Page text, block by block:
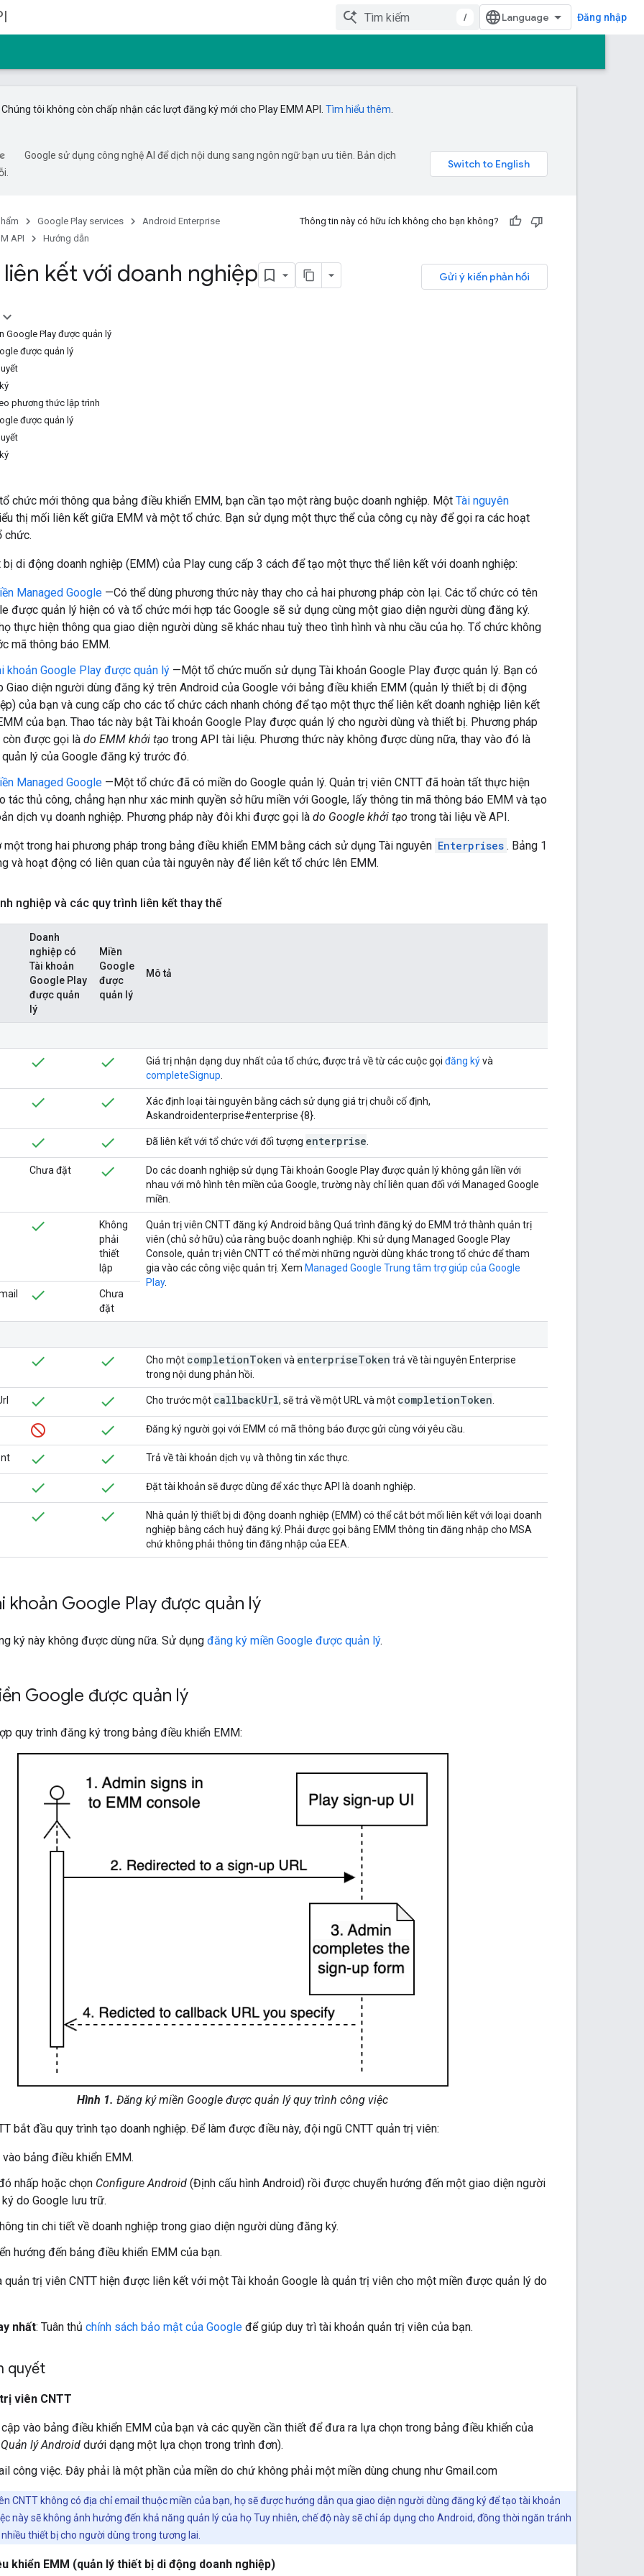
/ Đăng nhập
Chúng tôi không còn chấp nhận các lượt đăng ký mới cho Play EMM API. Tìm hiểu thêm
Google sử dụng công nghệ AI để dịch nội dung sang ngôn ngữ bạn ưu tiên. Bản dịch
Google Play services
Android Enterprise
API
Hướng dẫn
Thông tin này có hữu ích không cho bạn không?
Gửi ý kiến phản hồi
liên kết với doanh nghiệp
Google Play được quản lý
được quản lý
phương thức lập trình
được quản lý
chức mới thông qua bảng điều khiển EMM, bạn cần tạo một ràng buộc doanh nghiệp. Một Tài nguyên
thị mối liên kết giữa EMM và một tổ chức. Bạn sử dụng một thực thể của công cụ này để gọi ra các hoạt
chức.
bị di động doanh nghiệp (EMM) của Play cung cấp 3 cách để tạo một thực thể liên kết với doanh nghiệp:
Managed Google —Có thể dùng phương thức này thay cho cả hai phương pháp còn lại. Các tổ chức có tên
được quản lý hiện có và tổ chức mới hợp tác Google sẽ sử dụng cùng một giao diện người dùng đăng ký.
họ thực hiện thông qua giao diện người dùng sẽ khác nhau tuỳ theo tình hình và nhu cầu của họ. Tổ chức không
mã thông báo EMM.
khoản Google Play được quản lý —Một tổ chức muốn sử dụng Tài khoản Google Play được quản lý. Bạn có
Giao diện người dùng đăng ký trên Android của Google với bảng điều khiển EMM (quản lý thiết bị di động
của bạn và cung cấp cho các tổ chức cách nhanh chóng để tạo một thực thể liên kết doanh nghiệp liên kết
của bạn. Thao tác này bật Tài khoản Google Play được quản lý cho người dùng và thiết bị. Phương pháp
còn được gọi là do EMM khởi tạo trong API tài liệu. Phương thức này không được dùng nữa, thay vào đó là
quản lý của Google đăng ký trước đó.
Managed Google —Một tổ chức đã có miền do Google quản lý. Quản trị viên CNTT đã hoàn tất thực hiện
tác thủ công, chẳng hạn như xác minh quyền sở hữu miền với Google, lấy thông tin mã thông báo EMM và tạo
dịch vụ doanh nghiệp. Phương pháp này đôi khi được gọi là do Google khởi tạo trong tài liệu về API.
một trong hai phương pháp trong bảng điều khiển EMM bằng cách sử dụng Tài nguyên Enterprises . Bảng 1
và hoạt động có liên quan của tài nguyên này để liên kết tổ chức lên EMM.
nghiệp và các quy trình liên kết thay thế
Doanh
nghiệp có
Tài khoản
Google Play
được quản
lý
Miền
Google
được
quản lý
Mô tả
Giá trị nhận dạng duy nhất của tổ chức, được trả về từ các cuộc gọi đăng kývà
completeSignup
Xác định loại tài nguyên bằng cách sử dụng giá trị chuỗi cố định,
Askandroidenterprise#enterprise {8}.
Đã liên kết với tổ chức với đối tượng enterprise
Chưa đặt
Do các doanh nghiệp sử dụng Tài khoản Google Play được quản lý không gắn liền với
nhau với mô hình tên miền của Google, trường này chỉ liên quan đối với Managed Google
miền.
Không
phải
thiết
lập
Quản trị viên CNTT đăng ký Android bằng Quá trình đăng ký do EMM trở thành quản trị
viên (chủ sở hữu) của ràng buộc doanh nghiệp. Khi sử dụng Managed Google Play
Console, quản trị viên CNTT có thể mời những người dùng khác trong tổ chức để tham
gia vào các công việc quản trị. Xem Managed Google Trung tâm trợ giúp của Google
Play.
Chưa
đặt
Cho một completionToken và enterpriseToken trả về tài nguyên Enterprise
trong nội dung phản hồi.
Cho trước một callbackUrl, sẽ trả về một URL và một completionToken
Đăng ký người gọi với EMM có mã thông báo được gửi cùng với yêu cầu.
Trả về tài khoản dịch vụ và thông tin xác thực.
Đặt tài khoản sẽ được dùng để xác thực API là doanh nghiệp.
Nhà quản lý thiết bị di động doanh nghiệp (EMM) có thể cắt bớt mối liên kết với loại doanh
nghiệp bằng cách huỷ đăng ký. Phải được gọi bằng EMM thông tin đăng nhập cho MSA
chứ không phải thông tin đăng nhập của EEA.
khoản Google Play được quản lý
ký này không được dùng nữa. Sử dụng đăng ký miền Google được quản lý.
Google được quản lý
quy trình đăng ký trong bảng điều khiển EMM:
Hình 1. Đăng ký miền Google được quản lý quy trình công việc
bắt đầu quy trình tạo doanh nghiệp. Để làm được điều này, đội ngũ CNTT quản trị viên:
vào bảng điều khiển EMM.
nhấp hoặc chọn Configure Android (Định cấu hình Android) rồi được chuyển hướng đến một giao diện người
ký do Google lưu trữ.
tin chi tiết về doanh nghiệp trong giao diện người dùng đăng ký.
hướng đến bảng điều khiển EMM của bạn.
quản trị viên CNTT hiện được liên kết với một Tài khoản Google là quản trị viên cho một miền được quản lý do
nhất: Tuân thủ chính sách bảo mật của Google để giúp duy trì tài khoản quản trị viên của bạn.
quyết
trị viên CNTT
cập vào bảng điều khiển EMM của bạn và các quyền cần thiết để đưa ra lựa chọn trong bảng điều khiển của
Quản lý Android dưới dạng một lựa chọn trong trình đơn).
công việc. Đây phải là một phần của miền do chứ không phải một miền dùng chung như Gmail.com
CNTT không có địa chỉ email thuộc miền của bạn, họ sẽ được hướng dẫn qua giao diện người dùng đăng ký để tạo tài khoản
này sẽ không ảnh hưởng đến khả năng quản lý của họ Tuy nhiên, chế độ này sẽ chỉ áp dụng cho Android, đồng thời ngăn tránh
thiết bị cho người dùng trong tương lai.
khiển EMM (quản lý thiết bị di động doanh nghiệp)